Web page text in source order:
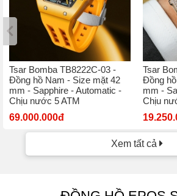
Tsar Bomba TB8222C-03 -
Đồng hồ Nam - Size mặt 42
mm - Sapphire - Automatic -
Chịu nước 5 ATM
69.000.000đ
Tsar
Đồng
mm -
Chịu
Xem tất cả